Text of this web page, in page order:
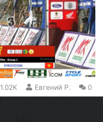
1.02K Евгений Р. 0